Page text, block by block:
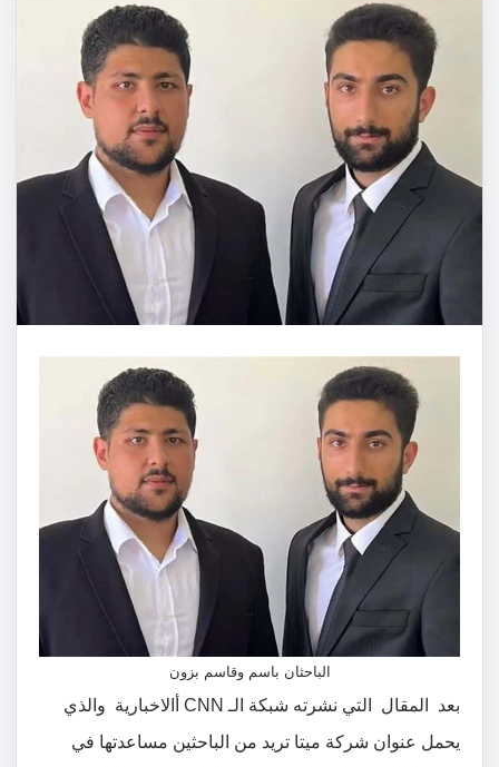
الباحثان باسم وقاسم بزون
بعد المقال التي نشرته شبكة الـ CNN أالاخبارية والذي
يحمل عنوان شركة ميتا تريد من الباحثين مساعدتها في